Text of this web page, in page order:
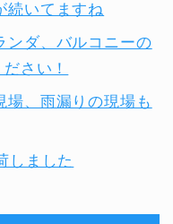
続いてますね
ンダ、バルコニーの
さい！
場、雨漏りの現場も
しました